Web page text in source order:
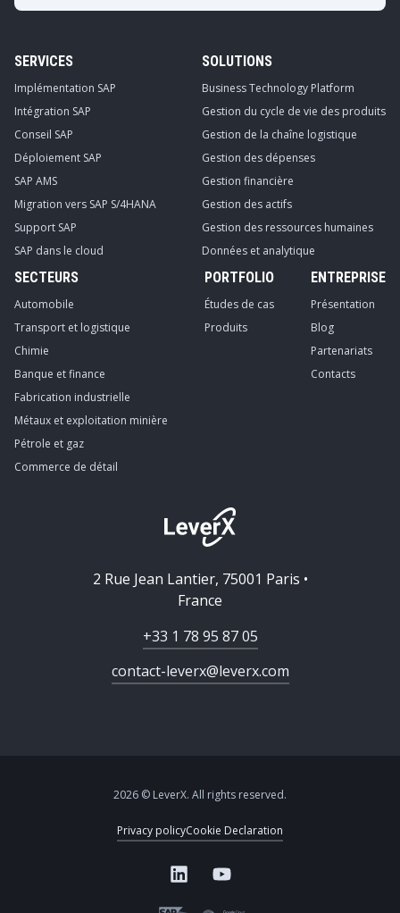
SERVICES
Implémentation SAP
Intégration SAP
Conseil SAP
Déploiement SAP
SAP AMS
Migration vers SAP S/4HANA
Support SAP
SAP dans le cloud
SOLUTIONS
Business Technology Platform
Gestion du cycle de vie des produits
Gestion de la chaîne logistique
Gestion des dépenses
Gestion financière
Gestion des actifs
Gestion des ressources humaines
Données et analytique
SECTEURS
Automobile
Transport et logistique
Chimie
Banque et finance
Fabrication industrielle
Métaux et exploitation minière
Pétrole et gaz
Commerce de détail
PORTFOLIO
Études de cas
Produits
ENTREPRISE
Présentation
Blog
Partenariats
Contacts
2 Rue Jean Lantier, 75001 Paris •
France
+33 1 78 95 87 05
contact-leverx@leverx.com
2026 © LeverX. All rights reserved.
Privacy policyCookie Declaration